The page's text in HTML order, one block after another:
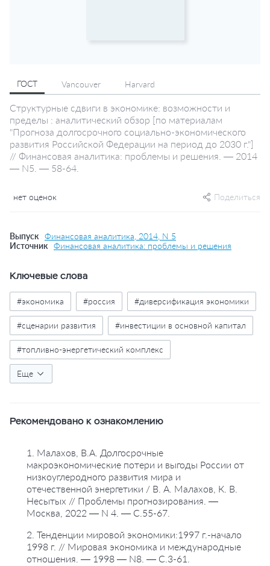
ГОСТ Vancouver Harvard
Структурные сдвиги в экономике: возможности и
пределы : аналитический обзор [по материалам
"Прогноза долгосрочного социально-экономического
развития Российской Федерации на период до 2030 г."]
// Финансовая аналитика: проблемы и решения. — 2014
— N5. — 58-64.
нет оценок Поделиться
Выпуск Финансовая аналитика, 2014, N 5
Источник Финансовая аналитика: проблемы и решения
Ключевые слова
#экономика #россия #диверсификация экономики
#сценарии развития #инвестиции в основной капитал
#топливно-энергетический комплекс
#промышленность
Еще
Рекомендовано к ознакомлению
1. Малахов, В.А. Долгосрочные
макроэкономические потери и выгоды России от
низкоуглеродного развития мира и
отечественной энергетики / В. А. Малахов, К. В.
Несытых // Проблемы прогнозирования. —
Москва, 2022 — N 4. — С.55-67.
2. Тенденции мировой экономики:1997 г.-начало
1998 г. // Мировая экономика и международные
отношения. — 1998 — N8. — С.3-61.